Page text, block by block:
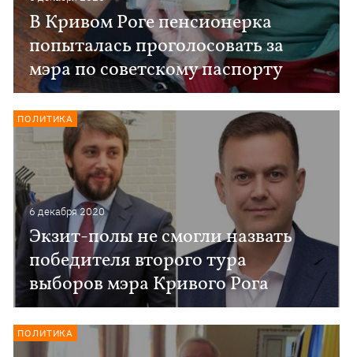
В Кривом Роге пенсионерка
попыталась проголосовать за
мэра по советскому паспорту
6 декабря 2020
Экзит-полы не смогли назвать
победителя второго тура
выборов мэра Кривого Рога
ПОЛИТИКА
ПОЛИТИКА